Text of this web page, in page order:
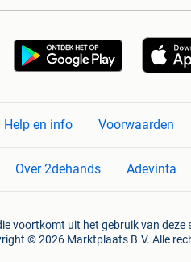
Help en info Voorwaarden
Over 2dehands Adevinta
voortkomt uit het gebruik van
© 2026 Marktplaats B.V. Alle